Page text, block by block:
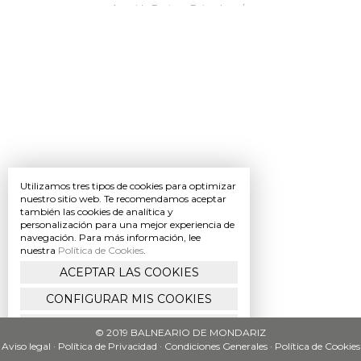
Utilizamos tres tipos de cookies para optimizar
nuestro sitio web. Te recomendamos aceptar
también las cookies de analítica y
personalización para una mejor experiencia de
navegación. Para más información, lee
nuestra Política de Cookies.
ACEPTAR LAS COOKIES
CONFIGURAR MIS COOKIES
BODAS
MÁS
MONDARIZ
Avenida
Avenida Enrique Peinador, s/n
© 2019 BALNEARIO DE MONDARIZ
Aviso legal · Política de Privacidad · Condiciones Generales· Política de Cookies